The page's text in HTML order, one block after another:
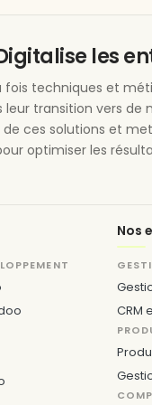
les
fois techniques et
transition vers de
ces solutions et
optimiser les
Nos
CRM